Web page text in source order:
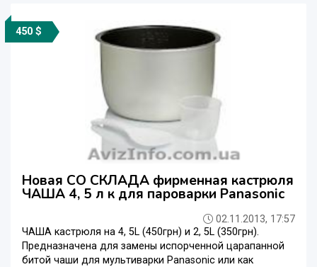
450 $
Новая СО СКЛАДА фирменная кастрюля
ЧАША 4, 5 л к для пароварки Panasonic
02.11.2013, 17:57
ЧАША кастрюля на 4, 5L (450грн) и 2, 5L (350грн).
Предназначена для замены испорченной царапанной
битой чаши для мультиварки Panasonic или как